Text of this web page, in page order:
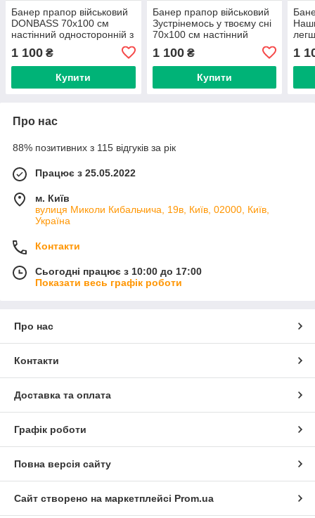
Банер прапор військовий
DONBASS 70х100 см
настінний односторонній з
1 100 ₴
Купити
Банер прапор військовий
Зустрінемось у твоєму сні
70х100 см настінний
люверсами
1 100₴
Купити
1
Про нас
88% позитивних з 115 відгуків за рік
Працює з 25.05.2022
м. Київ
вулиця Миколи Кибальчича, 19в, Київ, 02000, Київ,
Україна
Контакти
Сьогодні працює з 10:00 до 17:00
Показати весь графік роботи
Про нас
Контакти
Доставка та оплата
Графік роботи
Повна версія сайту
Сайт створено на маркетплейсі Prom.ua